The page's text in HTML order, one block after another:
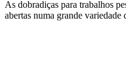
As dobradiças para trabalhos
abertas numa grande variedade